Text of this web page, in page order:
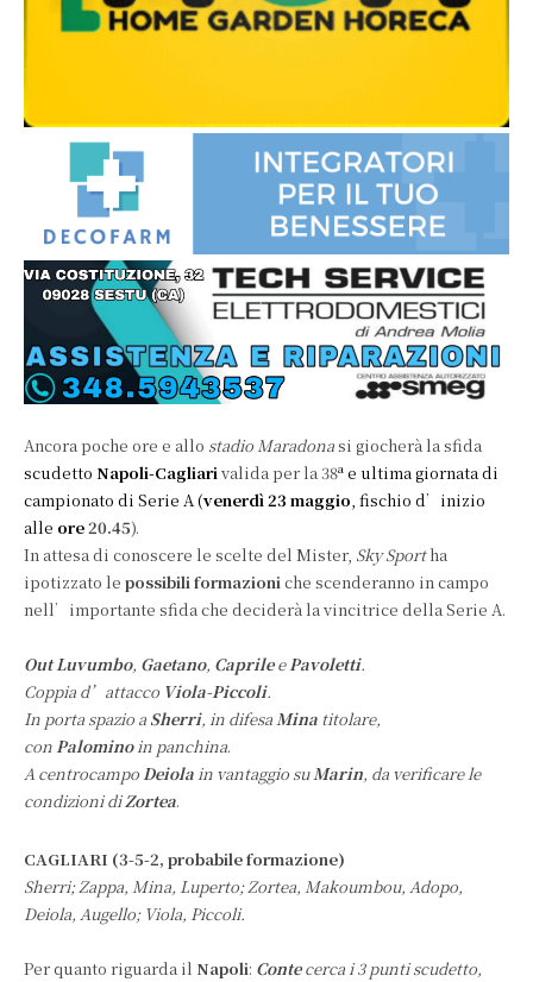
Ancora poche ore e allo stadio Maradonasi giocherà la sfida
scudetto Napoli-Cagliarivalida per la 38a e ultima giornata di
campionato di Serie A (venerdì 23 maggio, fischio d’inizio
alle ore20.45).
In attesa di conoscere le scelte del Mister, Sky Sportha
ipotizzato le possibili formazioniche scenderanno in campo
nell’importante sfida che deciderà la vincitrice della Serie A.
Out Luvumbo, Gaetano, CaprileePavoletti.
Coppia d’attacco Viola-Piccoli.
In porta spazio a Sherri, in difesaMina titolare,
conPalominoin panchina.
A centrocampoDeiolain vantaggio suMarin, da verificare le
condizioni diZortea.
CAGLIARI (3-5-2, probabile formazione)
Sherri; Zappa, Mina, Luperto; Zortea, Makoumbou, Adopo,
Deiola, Augello; Viola, Piccoli.
Per quanto riguarda il Napoli: Contecerca i 3 punti scudetto,